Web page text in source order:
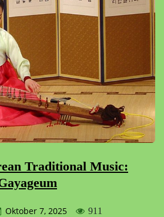
Traditional Music:
Oktober 7, 2025 911